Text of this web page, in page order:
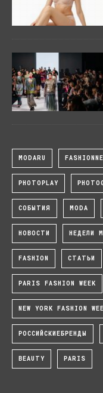
MODARU
PHOTOPLAY
СОБЫТИЯ MODA
НОВОСТИ НЕДЕЛИ
FASHION СТАТЬИ
PARIS FASHION WEEK
NEW YORK FASHION
РОССИЙСКИЕБРЕНДЫ
BEAUTY PARIS